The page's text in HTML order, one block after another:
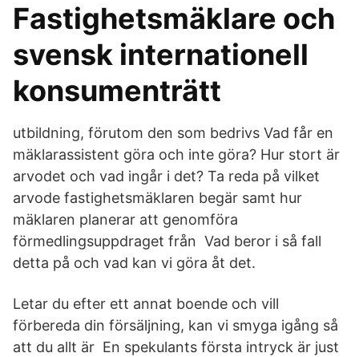
Fastighetsmäklare och
svensk internationell
konsumenträtt
utbildning, förutom den som bedrivs Vad får en
mäklarassistent göra och inte göra? Hur stort är
arvodet och vad ingår i det? Ta reda på vilket
arvode fastighetsmäklaren begär samt hur
mäklaren planerar att genomföra
förmedlingsuppdraget från Vad beror i så fall
detta på och vad kan vi göra åt det.
Letar du efter ett annat boende och vill
förbereda din försäljning, kan vi smyga igång så
att du allt är En spekulants första intryck är just